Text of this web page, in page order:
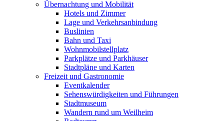
Übernachtung und Mobilität
Hotels und Zimmer
Lage und Verkehrsanbindung
Buslinien
Bahn und Taxi
Wohnmobilstellplatz
Parkplätze und Parkhäuser
Stadtpläne und Karten
Freizeit und Gastronomie
Eventkalender
Sehenswürdigkeiten und Führungen
Stadtmuseum
Wandern rund um Weilheim